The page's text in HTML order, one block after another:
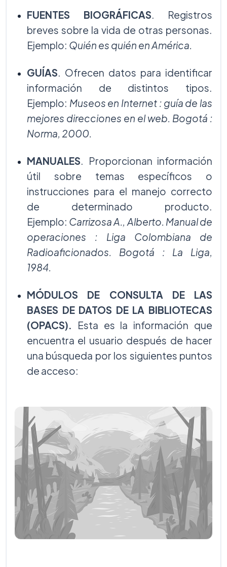
FUENTES BIOGRÁFICAS. Registros
breves sobre la vida de otras personas.
Ejemplo: Quién es quién en América.
GUÍAS. Ofrecen datos para identificar
información de distintos tipos.
Ejemplo: Museos en Internet : guía de las
mejores direcciones en el web. Bogotá :
Norma, 2000.
MANUALES. Proporcionan información
útil sobre temas específicos o
instrucciones para el manejo correcto
de determinado producto.
Ejemplo: Carrizosa A., Alberto. Manual de
operaciones : Liga Colombiana de
Radioaficionados. Bogotá : La Liga,
1984.
MÓDULOS DE CONSULTA DE LAS
BASES DE DATOS DE LA BIBLIOTECAS
(OPACS). Esta es la información que
encuentra el usuario después de hacer
una búsqueda por los siguientes puntos
de acceso: